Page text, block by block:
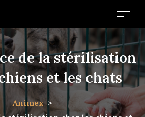
de la stérilisation
et les chats
Animex >